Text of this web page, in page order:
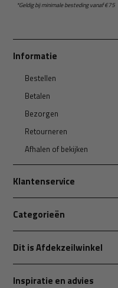
*Geldig bij minimale besteding vanaf €75
Informatie
Bestellen
Betalen
Bezorgen
Retourneren
Afhalen of bekijken
Klantenservice
Categorieën
Dit is Afdekzeilwinkel
Inspiratie en advies